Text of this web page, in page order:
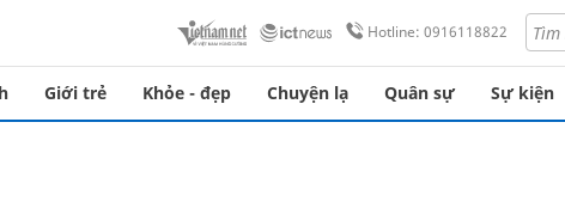
Hotline: 0916118822
Giới trẻ Khỏe - đẹp Chuyện lạ Quân sự Sự kiện